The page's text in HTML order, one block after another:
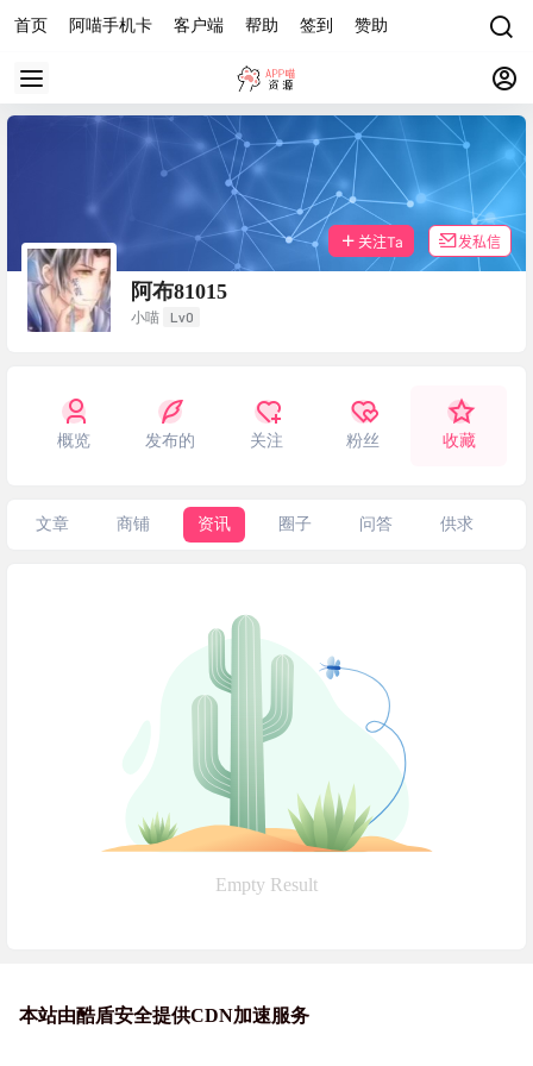
首页 阿喵手机卡 客户端 帮助 签到 赞助
阿布81015
小喵 Lv0
关注Ta 发私信
概览 发布的 关注 粉丝 收藏
文章 商铺 资讯 圈子 问答 供求
Empty Result
本站由酷盾安全提供CDN加速服务